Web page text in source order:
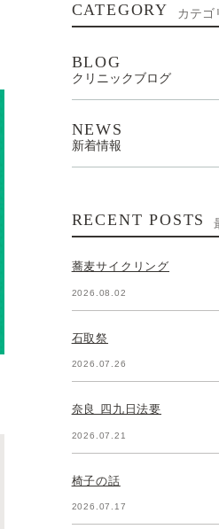
CATEGORY カテゴ
BLOG
クリニックブログ
NEWS
新着情報
RECENT POSTS
蕎麦サイクリング
2026.08.02
石取祭
2026.07.26
奈良 四九日法要
2026.07.21
椅子の話
2026.07.17